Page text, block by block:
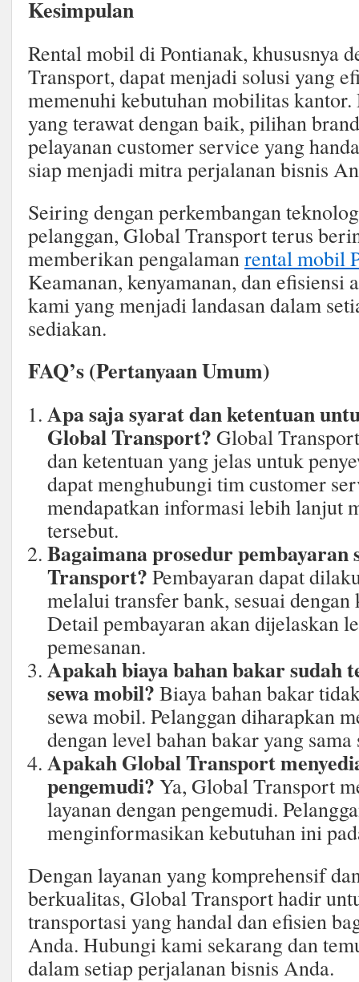
Kesimpulan
Rental mobil di Pontianak, khususnya
Transport, dapat menjadi solusi yang
memenuhi kebutuhan mobilitas
yang terawat dengan baik, pilihan
pelayanan customer service yang
siap menjadi mitra perjalanan bisnis
Seiring dengan perkembangan
pelanggan, Global Transport terus
memberikan pengalamanrental mobil
Keamanan, kenyamanan, dan
kami yang menjadi landasan dalam
sediakan.
FAQ’s (Pertanyaan Umum)
Apa saja syarat dan ketentuan
Global Transport? Global
dan ketentuan yang jelas untuk
dapat menghubungi tim customer
mendapatkan informasi lebih lanjut
tersebut.
Bagaimana prosedur pembayaran
Transport? Pembayaran dapat
melalui transfer bank, sesuai dengan
Detail pembayaran akan dijelaskan
pemesanan.
Apakah biaya bahan bakar sudah
sewa mobil? Biaya bahan bakar
sewa mobil. Pelanggan diharapkan
dengan level bahan bakar yang
Apakah Global Transport
pengemudi? Ya, Global Transport
layanan dengan pengemudi.
menginformasikan kebutuhan ini
Dengan layanan yang komprehensif
berkualitas, Global Transport hadir
transportasi yang handal dan efisien
Anda. Hubungi kami sekarang dan
dalam setiap perjalanan bisnis Anda.